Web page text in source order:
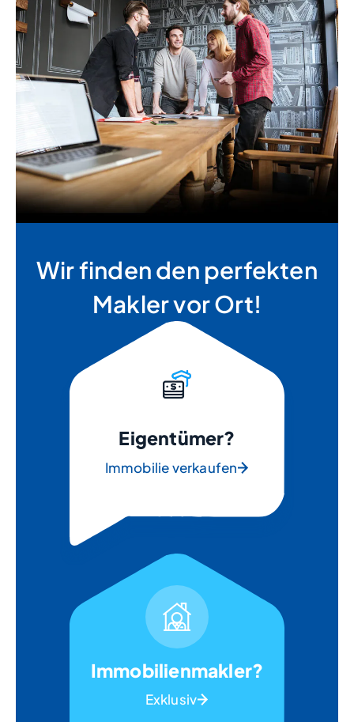
Wir finden den perfekten
Makler vor Ort!
Eigentümer?
Immobilie verkaufen
Immobilienmakler?
Exklusiv